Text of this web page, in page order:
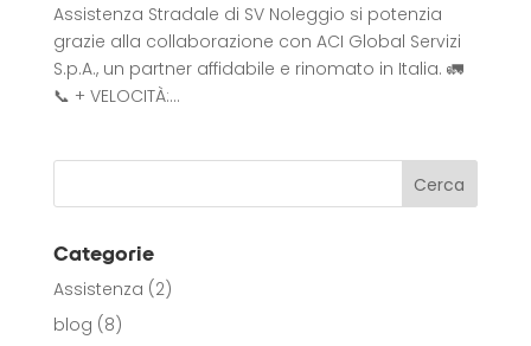
Assistenza Stradale di SV Noleggio si potenzia
grazie alla collaborazione con ACI Global Servizi
S.p.A., un partner affidabile e rinomato in Italia. 🚛
📞 + VELOCITÀ:...
Categorie
Assistenza (2)
blog (8)